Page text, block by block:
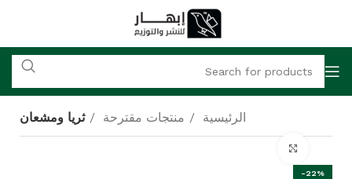
الرئيسية منتجات مقترحة ثريا ومشعان
-22%